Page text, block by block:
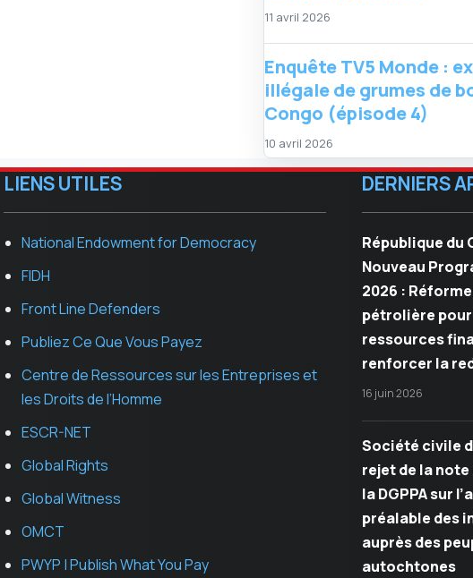
11 avril 2026
Enquête TV5 Monde :
illégale de grumes de
Congo (épisode 4)
10 avril 2026
LIENS UTILES
National Endowment for Democracy
FIDH
Front Line Defenders
Publiez Ce Que Vous Payez
Centre de Ressources sur les Entreprises et
les Droits de l’Homme
ESCR-NET
Global Rights
Global Witness
OMCT
PWYP | Publish What You Pay
DERNIERS
République du
Nouveau
2026 :
pétrolière
ressources
renforcer la
16 juin 2026
Société civile
rejet de la
la DGPPA sur
préalable des
auprès des
autochtones